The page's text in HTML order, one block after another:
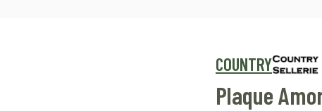
COUNTRY
Plaque